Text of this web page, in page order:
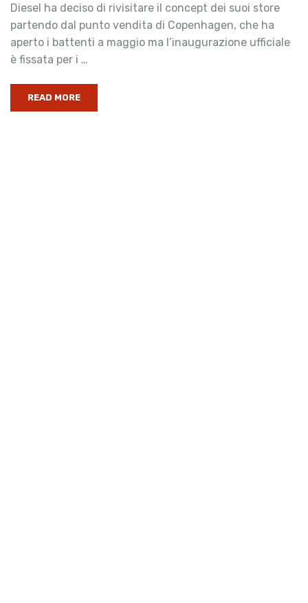
Diesel ha deciso di rivisitare il concept dei suoi store
partendo dal punto vendita di Copenhagen, che ha
aperto i battenti a maggio ma l’inaugurazione ufficiale
è fissata per i …
READ MORE